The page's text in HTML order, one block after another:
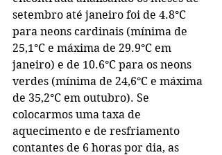
setembro até janeiro foi de 4.8°C
para neons cardinais (mínima de
25,1°C e máxima de 29.9°C em
janeiro) e de 10.6°C para os neons
verdes (mínima de 24,6°C e máxima
de 35,2°C em outubro). Se
colocarmos uma taxa de
aquecimento e de resfriamento
contantes de 6 horas por dia, as